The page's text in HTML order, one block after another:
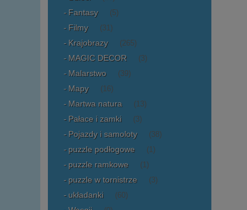
Fantasy (5)
Filmy (31)
Krajobrazy (265)
MAGIC DECOR (3)
Malarstwo (39)
Mapy (16)
Martwa natura (13)
Pałace i zamki (3)
Pojazdy i samoloty (38)
puzzle podłogowe (1)
puzzle ramkowe (1)
puzzle w tornistrze (3)
układanki (60)